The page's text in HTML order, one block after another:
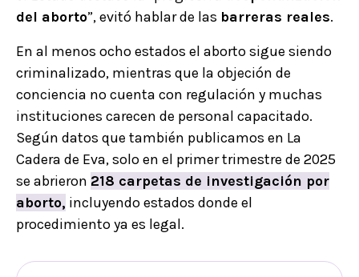
del aborto”, evitó hablar de las barreras reales.
En al menos ocho estados el aborto sigue siendo
criminalizado, mientras que la objeción de
conciencia no cuenta con regulación y muchas
instituciones carecen de personal capacitado.
Según datos que también publicamos en La
Cadera de Eva, solo en el primer trimestre de 2025
se abrieron 218 carpetas de investigación por
aborto, incluyendo estados donde el
procedimiento ya es legal.